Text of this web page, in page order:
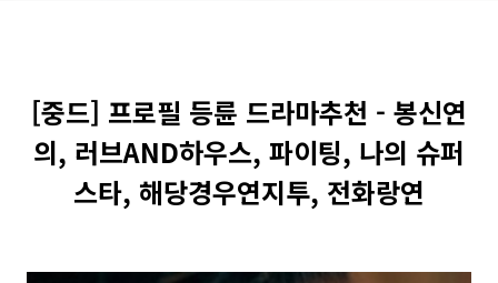
[중드] 프로필 등륜 드라마추천 - 봉신연
의, 러브AND하우스, 파이팅, 나의 슈퍼
스타, 해당경우연지투, 전화랑연